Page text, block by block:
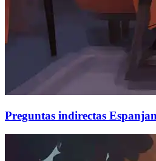
Preguntas indirectas